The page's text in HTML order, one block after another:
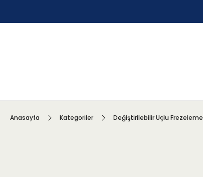
Anasayfa Kategoriler Değiştirilebilir Uçlu Frezeleme